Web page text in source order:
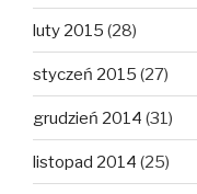
luty 2015 (28)
styczeń 2015 (27)
grudzień 2014 (31)
listopad 2014 (25)